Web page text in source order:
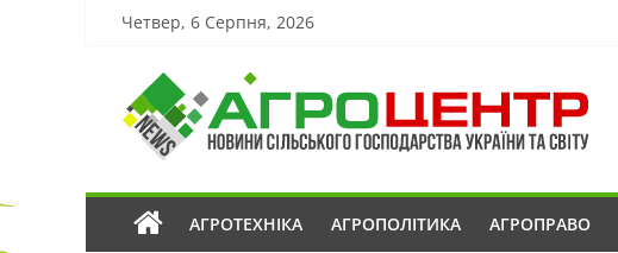
Четвер, 6 Серпня, 2026
АГРОТЕХНІКА АГРОПОЛІТИКА АГРОПРАВО